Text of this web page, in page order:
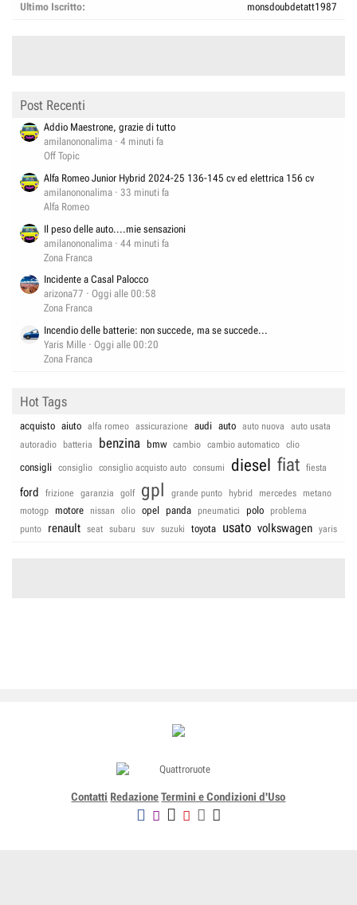
Ultimo Iscritto
monsdoubdetatt1987
Post Recenti
Addio Maestrone, grazie di tutto
amilanononalima
4 minuti fa
Off Topic
Alfa Romeo Junior Hybrid 2024-25 136-145 cv ed elettrica 156 cv
amilanononalima
33 minuti fa
Alfa Romeo
Il peso delle auto....mie sensazioni
amilanononalima
44 minuti fa
Zona Franca
Incidente a Casal Palocco
arizona77
Oggi alle 00:58
Zona Franca
Incendio delle batterie: non succede, ma se succede...
Yaris Mille
Oggi alle 00:20
Zona Franca
Hot Tags
acquisto aiuto alfa romeo assicurazione audi auto auto nuova
auto usata
autoradio
batteria benzina bmw cambio cambio automatico clio
consigli consiglio consiglio acquisto auto consumi diesel fiat fiesta
ford frizione garanzia golf gpl grande punto hybrid mercedes
metano
motogp
motore nissan olio opel panda pneumatici polo
problema
punto
renault seat subaru suv suzuki toyota usato volkswagen yaris
Contatti Redazione Termini e Condizioni d'Uso